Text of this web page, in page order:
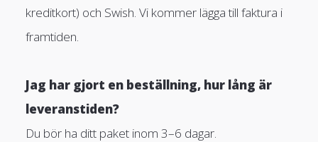
kreditkort) och Swish. Vi kommer lägga till faktura i
framtiden.
Jag har gjort en beställning, hur lång är
leveranstiden?
Du bör ha ditt paket inom 3–6 dagar.